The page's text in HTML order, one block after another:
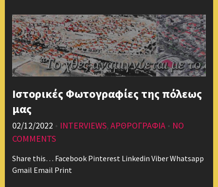
Ιστορικές Φωτογραφίες της πόλεως
μας
02/12/2022 • INTERVIEWS, ΑΡΘΡΟΓΡΑΦΙΑ • NO
COMMENTS
Share this… Facebook Pinterest Linkedin Viber Whatsapp
Gmail Email Print